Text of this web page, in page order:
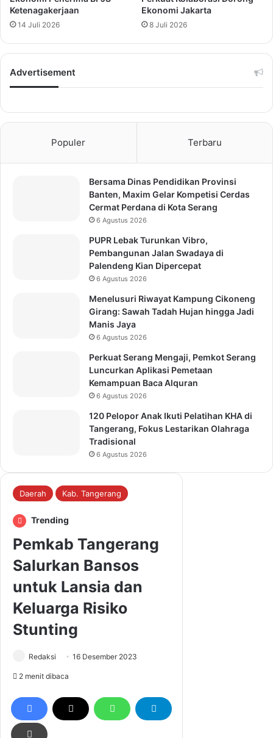
Ketenagakerjaan
14 Juli 2026
Ekonomi Jakarta
8 Juli 2026
Advertisement
Populer Terbaru
Bersama Dinas Pendidikan Provinsi
Banten, Maxim Gelar Kompetisi Cerdas
Cermat Perdana di Kota Serang
6 Agustus 2026
PUPR Lebak Turunkan Vibro,
Pembangunan Jalan Swadaya di
Palendeng Kian Dipercepat
6 Agustus 2026
Menelusuri Riwayat Kampung Cikoneng
Girang: Sawah Tadah Hujan hingga Jadi
Manis Jaya
6 Agustus 2026
Perkuat Serang Mengaji, Pemkot Serang
Luncurkan Aplikasi Pemetaan
Kemampuan Baca Alquran
6 Agustus 2026
120 Pelopor Anak Ikuti Pelatihan KHA di
Tangerang, Fokus Lestarikan Olahraga
Tradisional
6 Agustus 2026